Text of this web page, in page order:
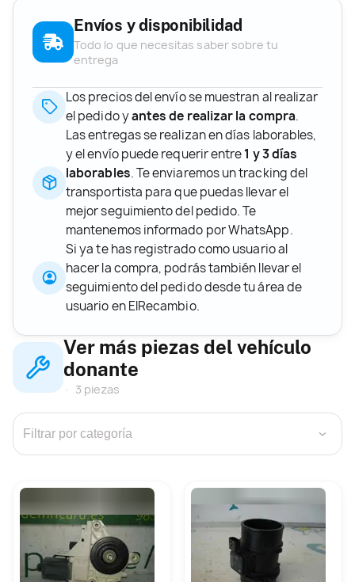
Envíos y disponibilidad
Todo lo que necesitas saber sobre tu
entrega
Los precios del envío se muestran al realizar
el pedido yantes de realizar la compra.
Las entregas se realizan en días laborables,
y el envío puede requerir entre1 y 3 días
laborables. Te enviaremos un tracking del
transportista para que puedas llevar el
mejor seguimiento del pedido. Te
mantenemos informado por WhatsApp.
Si ya te has registrado como usuario al
hacer la compra, podrás también llevar el
seguimiento del pedido desde tu área de
usuario en ElRecambio.
Ver más piezas del vehículo
donante
3 piezas
›